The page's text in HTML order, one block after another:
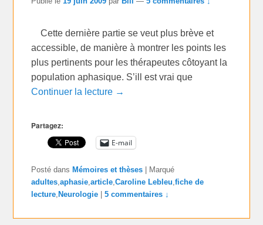
Cette dernière partie se veut plus brève et
accessible, de manière à montrer les points les
plus pertinents pour les thérapeutes côtoyant la
population aphasique. S’ill est vrai que
Continuer la lecture →
Partagez:
E-mail
Posté dans Mémoires et thèses
Marqué
adultes ,aphasie ,article ,Caroline Lebleu ,fiche de
lecture Neurologie |5 commentaires ↓